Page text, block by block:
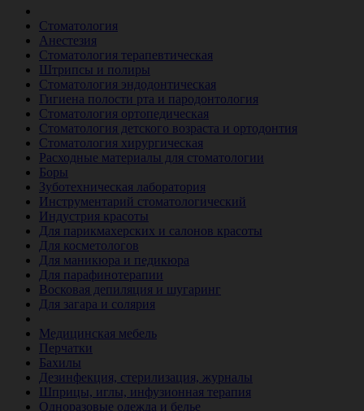
Стоматология
Анестезия
Стоматология терапевтическая
Штрипсы и полиры
Стоматология эндодонтическая
Гигиена полости рта и пародонтология
Стоматология ортопедическая
Стоматология детского возраста и ортодонтия
Стоматология хирургическая
Расходные материалы для стоматологии
Боры
Зуботехническая лаборатория
Инструментарий стоматологический
Индустрия красоты
Для парикмахерских и салонов красоты
Для косметологов
Для маникюра и педикюра
Для парафинотерапии
Восковая депиляция и шугаринг
Для загара и солярия
Медицинская мебель
Перчатки
Бахилы
Дезинфекция, стерилизация, журналы
Шприцы, иглы, инфузионная терапия
Одноразовые одежда и белье